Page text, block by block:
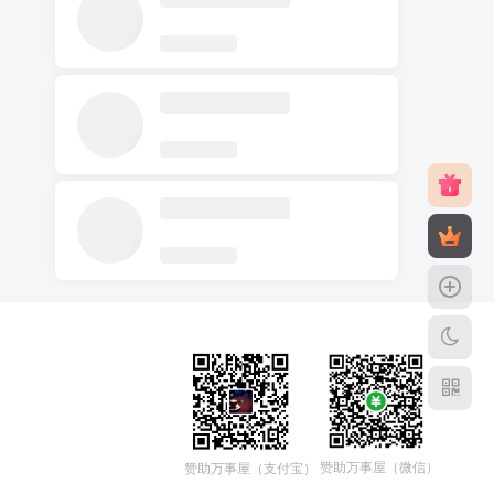
赞助万事屋（支付宝） 赞助万事屋（微信）